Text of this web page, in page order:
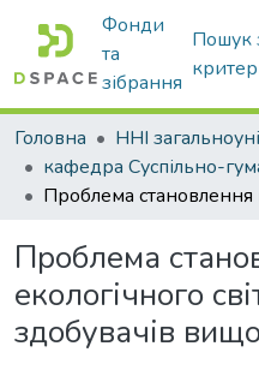
Фонди
та
зібрання
Пошук
Головна
Проблема
екологічного
здобувачів